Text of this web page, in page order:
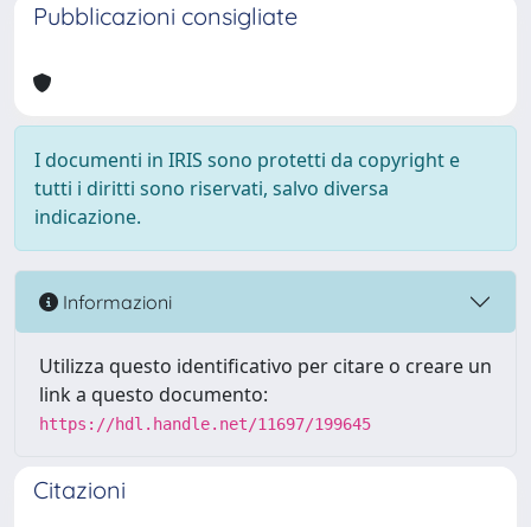
Pubblicazioni consigliate
I documenti in IRIS sono protetti da copyright e
tutti i diritti sono riservati, salvo diversa
indicazione.
Informazioni
Utilizza questo identificativo per citare o creare un
link a questo documento:
https://hdl.handle.net/11697/199645
Citazioni